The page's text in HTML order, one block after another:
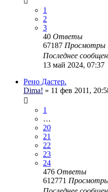
1
2
3
40 Ответы
67187 Просмотры
Последнее
13 май 2024, 07:37
Рено Дастер.
Dima! » 11 фев 2011,
1
…
20
21
22
23
24
476 Ответы
612771